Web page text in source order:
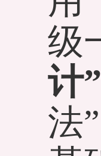
级
计
法